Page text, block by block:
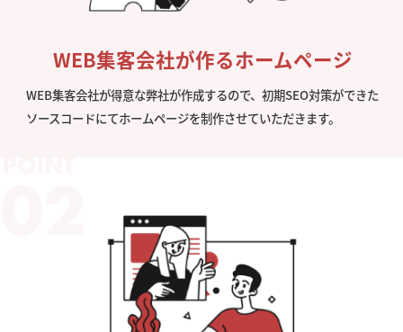
WEB集客会社が作るホームページ
WEB集客会社が得意な弊社が作成するので、初期SEO対策ができた
ソースコードにてホームページを制作させていただきます。